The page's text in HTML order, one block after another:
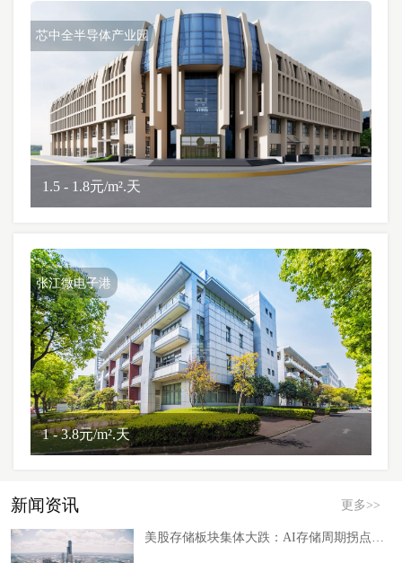
芯中全半导体产业园
1.5 - 1.8元/m².天
张江微电子港
1 - 3.8元/m².天
新闻资讯 更多>>